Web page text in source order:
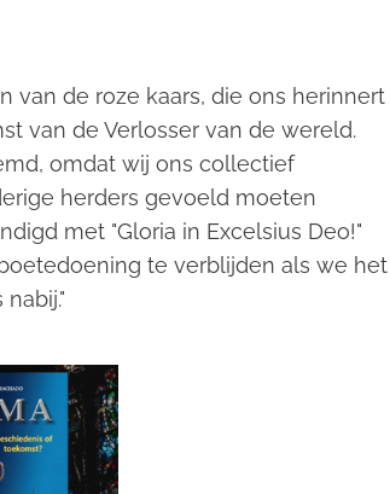
van de roze kaars, die ons herinnert
van de Verlosser van de wereld.
omdat wij ons collectief
herders gevoeld moeten
met "Gloria in Excelsius Deo!"
te verblijden als we het